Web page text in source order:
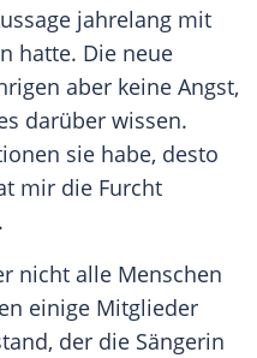
jahrelang mit
hatte. Die neue
aber keine Angst,
darüber wissen.
sie habe, desto
mir die Furcht
.
nicht alle Menschen
einige Mitglieder
der die Sängerin